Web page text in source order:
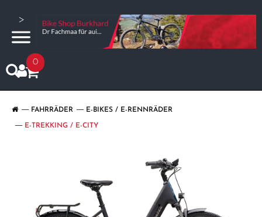
>
0
FAHRRÄDER E-BIKES / E-RENNRÄDER
E-TREKKING / E-CITY